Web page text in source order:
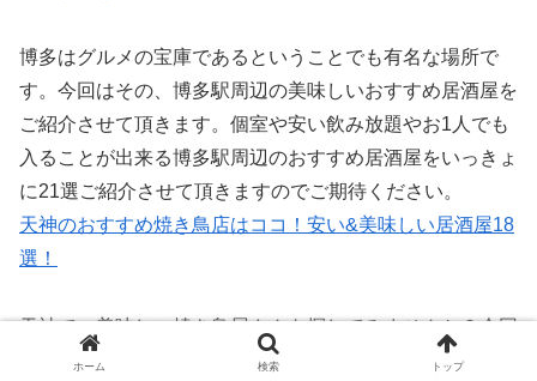
博多はグルメの宝庫であるということでも有名な場所で
す。今回はその、博多駅周辺の美味しいおすすめ居酒屋を
ご紹介させて頂きます。個室や安い飲み放題やお1人でも
入ることが出来る博多駅周辺のおすすめ居酒屋をいっきょ
に21選ご紹介させて頂きますのでご期待ください。
天神のおすすめ焼き鳥店はココ！安い&美味しい居酒屋18
選！
天神で、美味しい焼き鳥屋さんを探してみませんか？今回
の記事では、焼き鳥の激戦区でもある天神のおすすめ居酒
ホーム 検索 トップ